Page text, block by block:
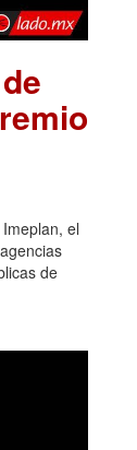
el
de